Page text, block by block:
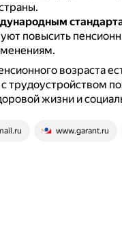
повысить
возраста
трудоустройством
жизни и
www.garant.ru